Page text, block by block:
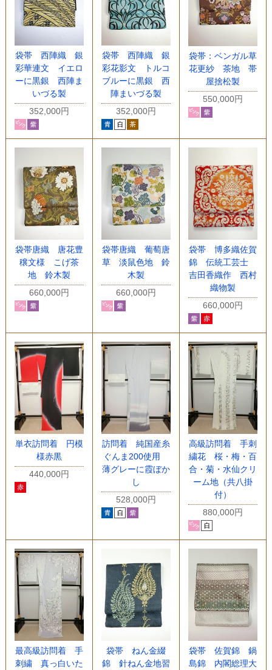
袋帯 西陣織 銀
彩華連文 イエロ
ーに黒銀 西陣ま
いづる製
352,000円
袋帯 西陣織 銀
彩花影文 トルコ
ブルーに黒銀 西
陣まいづる製
352,000円
袋帯：ベンガル草
花更紗 茶地 帯
屋捨松製
550,000円
袋帯唐織 唐花豊
穣文様 こげ茶
地 鈴木製
660,000円
袋帯唐織 葡萄唐
草 淡鼠色地 鈴
木製
660,000円
袋帯 博多織佐賀
錦 伝統工芸士
吉田香織作 西村
織物製
660,000円
単衣訪問着 円模
様赤黒
440,000円
訪問着 純国産糸
ぐんま200使用
薄グレーに霞ぼか
し
528,000円
高級訪問着 手刺
繍花 桜・梅・百
合・菊・水仙クリ
ーム地（共八掛
付）
880,000円
最高級訪問着 手
刺繍 真っ白いた
袋帯 ねん金綴
錦 針ねん金地習
袋帯 佐賀錦 鍋
島錦 内閣総理大